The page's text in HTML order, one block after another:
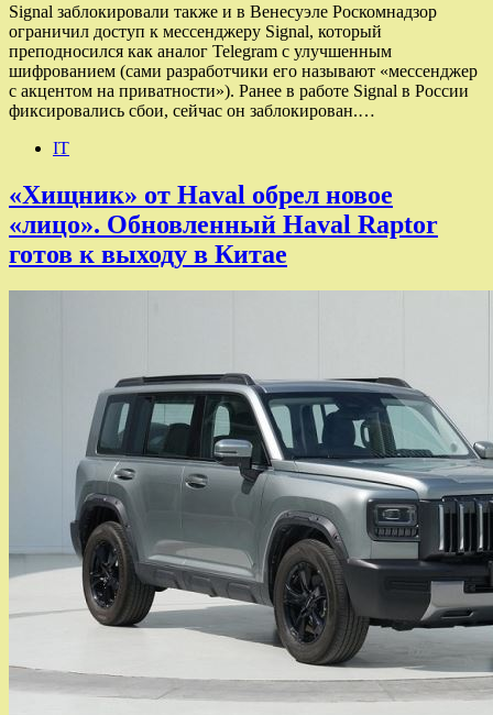
Signal заблокировали также и в Венесуэле Роскомнадзор
ограничил доступ к мессенджеру Signal, который
преподносился как аналог Telegram с улучшенным
шифрованием (сами разработчики его называют «мессенджер
с акцентом на приватности»). Ранее в работе Signal в России
фиксировались сбои, сейчас он заблокирован.…
IT
«Хищник» от Haval обрел новое
«лицо». Обновленный Haval Raptor
готов к выходу в Китае